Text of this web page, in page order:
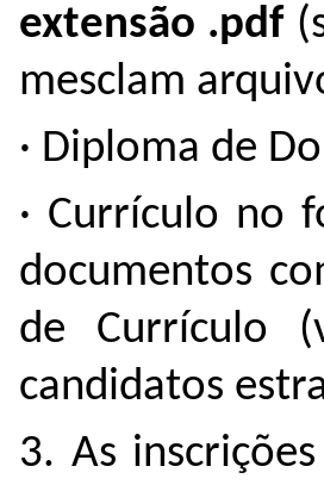
extensão .pdf
mesclam
· Diploma de
· Currículo no
documentos
de Currículo
candidatos
3. As